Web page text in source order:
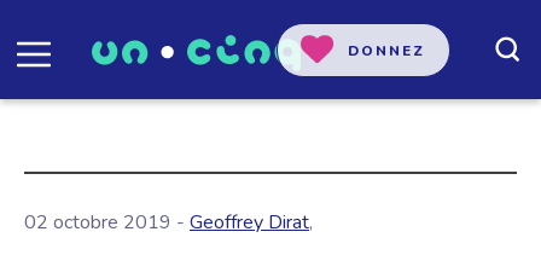
DONNEZ
02 octobre 2019 - Geoffrey Dirat,